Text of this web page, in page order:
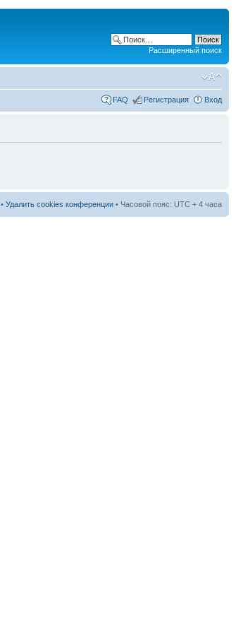
Расширенный поиск
FAQ Регистрация Вход
• Удалить cookies конференции • Часовой пояс: UTC + 4 часа